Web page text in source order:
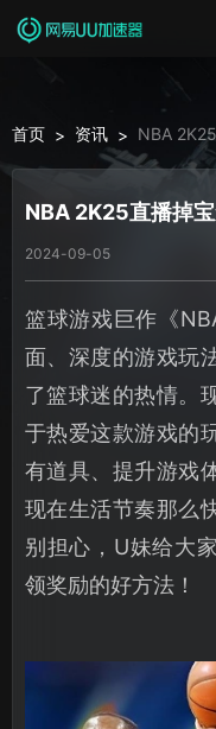
首页 > 资讯 > NBA
NBA 2K25直播掉
2024-09-05
篮球游戏巨作《
面、深度的游戏玩
了篮球迷的热情。
于热爱这款游戏的
有道具、提升游戏
现在生活节奏那么
别担心，U妹给大
领奖励的好方法！